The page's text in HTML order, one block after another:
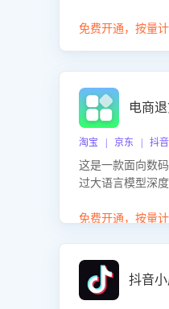
免费开通，按量
电商
淘宝 | 京东 | 抖
这是一款面向数
过大语言模型深
因，并输出可落
免费开通，按量
抖音